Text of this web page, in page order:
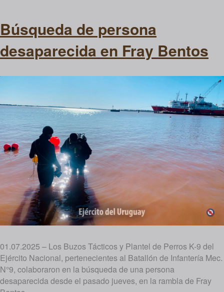
Búsqueda de persona
desaparecida en Fray Bentos
01.07.2025 – Los Buzos Tácticos y Plantel de Perros K-9 del
Ejército Nacional, pertenecientes al Batallón de Infantería Mec.
N°9, colaboraron en la búsqueda de una persona
desaparecida desde el pasado jueves, en la rambla de Fray